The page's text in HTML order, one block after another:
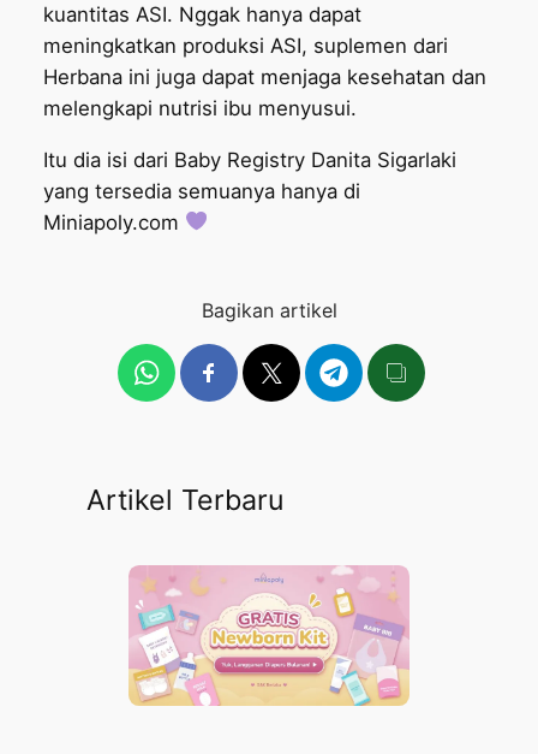
kuantitas ASI. Nggak hanya dapat
meningkatkan produksi ASI, suplemen dari
Herbana ini juga dapat menjaga kesehatan dan
melengkapi nutrisi ibu menyusui.
Itu dia isi dari Baby Registry Danita Sigarlaki
yang tersedia semuanya hanya di
Miniapoly.com
Bagikan artikel
Artikel Terbaru